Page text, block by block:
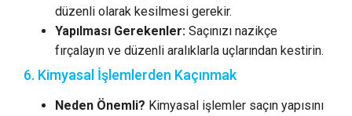
düzenli olarak kesilmesi gerekir.
Yapılması Gerekenler: Saçınızı nazikçe
fırçalayın ve düzenli aralıklarla uçlarından kestirin.
6. Kimyasal İşlemlerden Kaçınmak
Neden Önemli? Kimyasal işlemler saçın yapısını